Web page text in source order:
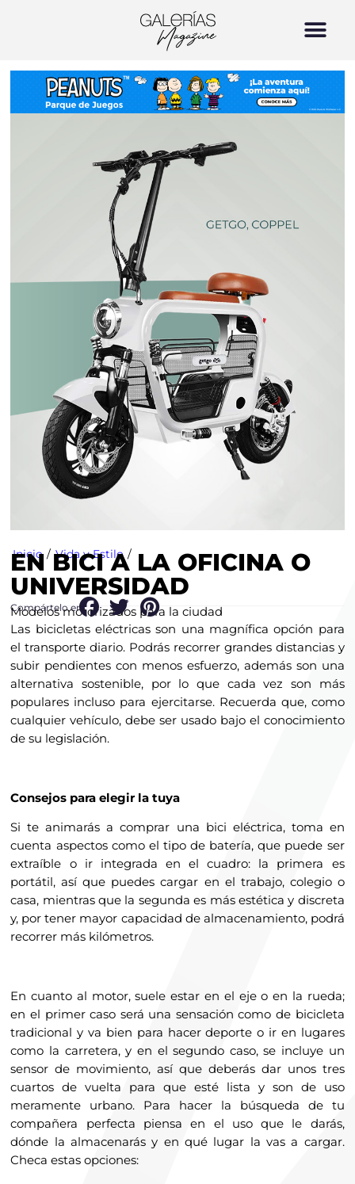
Inicio / Vida y Estilo /
EN BICI A LA OFICINA O
UNIVERSIDAD
Modelos motorizados para la ciudad
Compártelo en:
Las bicicletas eléctricas son una magnífica opción para
el transporte diario. Podrás recorrer grandes distancias y
subir pendientes con menos esfuerzo, además son una
alternativa sostenible, por lo que cada vez son más
populares incluso para ejercitarse. Recuerda que, como
cualquier vehículo, debe ser usado bajo el conocimiento
de su legislación.
Consejos para elegir la tuya
Si te animarás a comprar una bici eléctrica, toma en
cuenta aspectos como el tipo de batería, que puede ser
extraíble o ir integrada en el cuadro: la primera es
portátil, así que puedes cargar en el trabajo, colegio o
casa, mientras que la segunda es más estética y discreta
y, por tener mayor capacidad de almacenamiento, podrá
recorrer más kilómetros.
En cuanto al motor, suele estar en el eje o en la rueda;
en el primer caso será una sensación como de bicicleta
tradicional y va bien para hacer deporte o ir en lugares
como la carretera, y en el segundo caso, se incluye un
sensor de movimiento, así que deberás dar unos tres
cuartos de vuelta para que esté lista y son de uso
meramente urbano. Para hacer la búsqueda de tu
compañera perfecta piensa en el uso que le darás,
dónde la almacenarás y en qué lugar la vas a cargar.
Checa estas opciones: